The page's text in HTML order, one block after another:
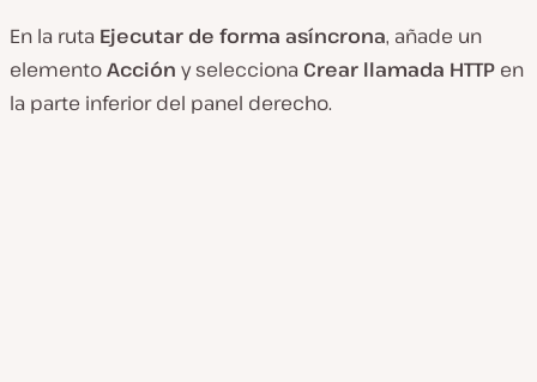
En la ruta Ejecutar de forma asíncrona, añade un
elementoAcción y selecciona Crear llamada HTTP en
la parte inferior del panel derecho.